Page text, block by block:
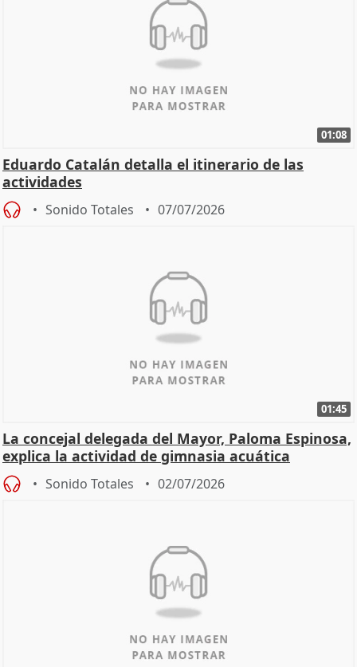
01:08
Eduardo Catalán detalla el itinerario de las
actividades
Sonido Totales 07/07/2026
01:45
La concejal delegada del Mayor, Paloma Espinosa,
explica la actividad de gimnasia acuática
Sonido Totales 02/07/2026